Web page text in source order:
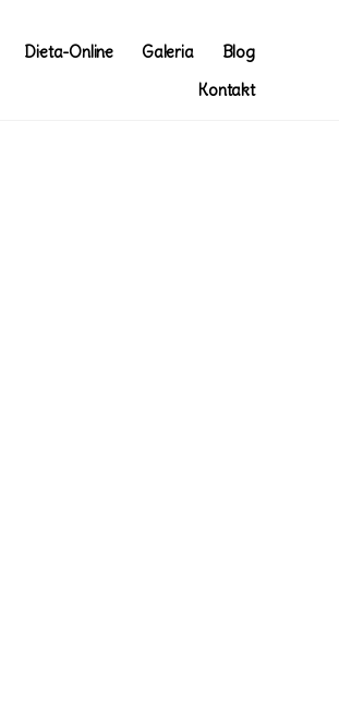
Dieta-Online Galeria
Blog
Kontakt